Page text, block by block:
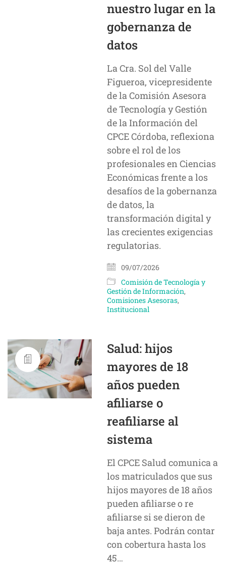
nuestro lugar en la
gobernanza de
datos
La Cra. Sol del Valle
Figueroa, vicepresidente
de la Comisión Asesora
de Tecnología y Gestión
de la Información del
CPCE Córdoba, reflexiona
sobre el rol de los
profesionales en Ciencias
Económicas frente a los
desafíos de la gobernanza
de datos, la
transformación digital y
las crecientes exigencias
regulatorias.
09/07/2026
Comisión de Tecnología y
Gestión de Información,
Comisiones Asesoras,
Institucional
Salud: hijos
mayores de 18
años pueden
afiliarse o
reafiliarse al
sistema
El CPCE Salud comunica a
los matriculados que sus
hijos mayores de 18 años
pueden afiliarse o re
afiliarse si se dieron de
baja antes. Podrán contar
con cobertura hasta los
45…